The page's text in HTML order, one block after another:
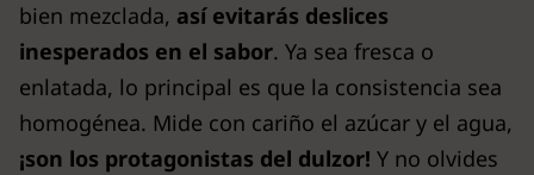
bien mezclada, así evitarás deslices
inesperados en el sabor. Ya sea fresca o
enlatada, lo principal es que la consistencia sea
homogénea. Mide con cariño el azúcar y el agua,
¡son los protagonistas del dulzor! Y no olvides